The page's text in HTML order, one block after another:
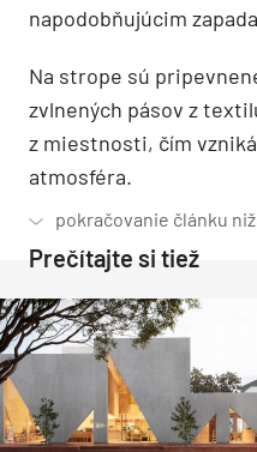
napodobňujúcim
Na strope sú
zvlnených pásov z
z miestnosti, čím
atmosféra.
Prečítajte si tiež